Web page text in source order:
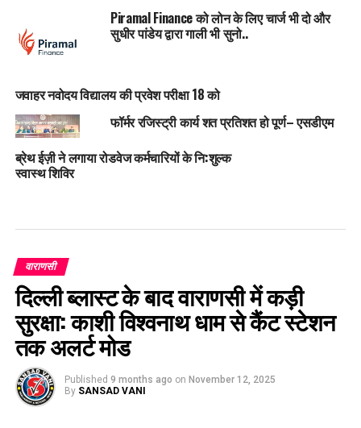
Piramal Finance को लोन के लिए चार्ज भी दो और
सुधीर पांडेय द्वारा गाली भी सुनो..
जवाहर नवोदय विद्यालय की प्रवेश परीक्षा 18 को
फॉर्मर रजिस्ट्री कार्य शत प्रतिशत हो पूर्ण– एसडीएम
ब्रेथ ईज़ी ने लगाया रोडवेज कर्मचारियों के नि:शुल्क
स्वास्थ शिविर
वाराणसी
दिल्ली ब्लास्ट के बाद वाराणसी में कड़ी
सुरक्षा: काशी विश्वनाथ धाम से कैंट स्टेशन
तक अलर्ट मोड
Published 9 months ago on November 12, 2025
By SANSAD VANI